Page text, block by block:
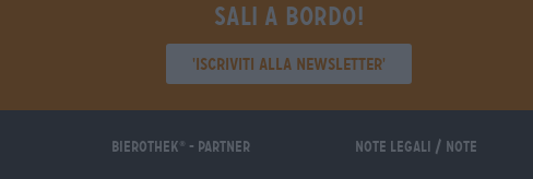
Sali a bordo!
'Iscriviti alla newsletter'
Bierothek - Partner Note legali / Note